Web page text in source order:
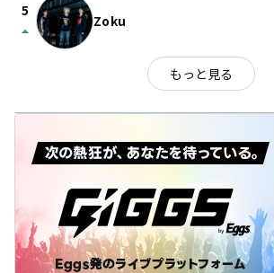
5
arrow_drop_up Zoku
もっと見る